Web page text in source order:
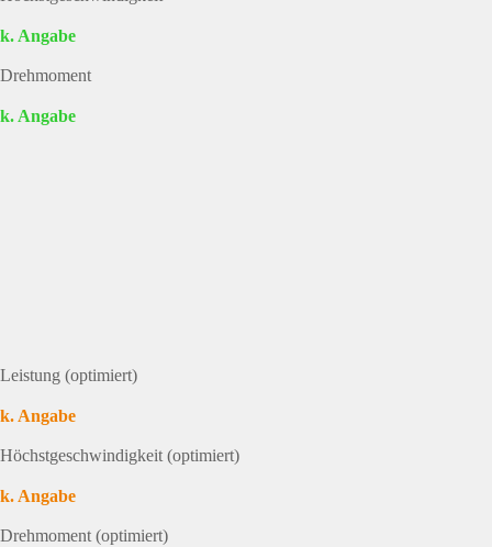
k. Angabe
Drehmoment
k. Angabe
Leistung (optimiert)
k. Angabe
Höchstgeschwindigkeit (optimiert)
k. Angabe
Drehmoment (optimiert)